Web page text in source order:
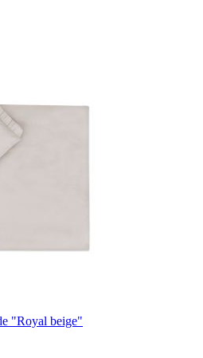
"Royal beige"